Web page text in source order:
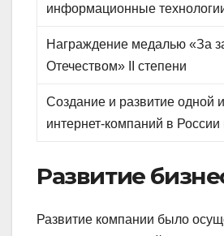
информационные
Награждение медалью «За
Отечеством» II степени
Создание и развитие одной
интернет-компаний в
Развитие
Развитие компании было